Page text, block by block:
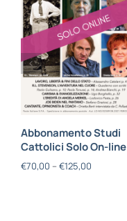
Abbonamento Studi
Cattolici Solo On-line
€70,00 – €125,00